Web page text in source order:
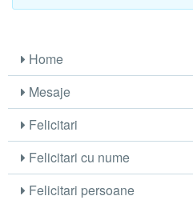
Home
Mesaje
Felicitari
Felicitari cu nume
Felicitari persoane